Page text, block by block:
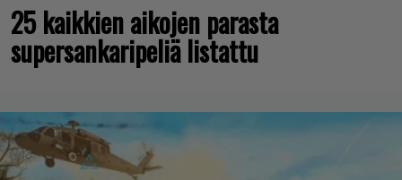
25 kaikkien aikojen parasta
supersankaripeliä listattu